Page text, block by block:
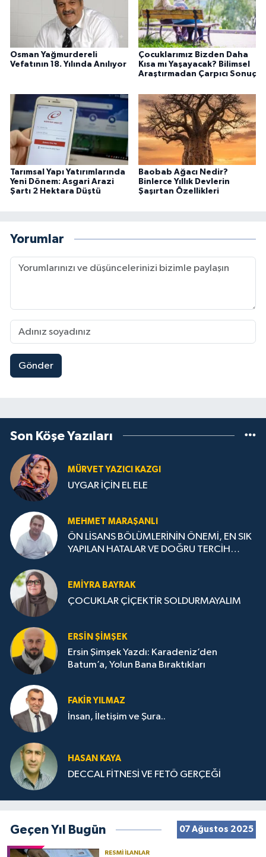
Osman Yağmurdereli
Vefatının 18. Yılında Anılıyor
Çocuklarımız Bizden Daha
Kısa mı Yaşayacak? Bilimsel
Araştırmadan Çarpıcı Sonuç
Tarımsal Yapı Yatırımlarında
Yeni Dönem: Asgari Arazi
Şartı 2 Hektara Düştü
Baobab Ağacı Nedir?
Binlerce Yıllık Devlerin
Şaşırtan Özellikleri
Yorumlar
Gönder
Son Köşe Yazıları
MÜRVET YAZICI KAZGI
UYGAR İÇİN EL ELE
MEHMET MARAŞANLI
ÖN LİSANS BÖLÜMLERİNİN ÖNEMİ, EN SIK
YAPILAN HATALAR VE DOĞRU TERCİH
EMIYRA BAYRAK
ÇOCUKLAR ÇİÇEKTİR SOLDURMAYALIM
ERSIN ŞIMŞEK
Ersin Şimşek Yazdı: Karadeniz’den
Batum’a, Yolun Bana Bıraktıkları
FAKIR YILMAZ
İnsan, İletişim ve Şura..
HASAN KAYA
DECCAL FİTNESİ VE FETÖ GERÇEĞİ
Geçen Yıl Bugün 07 Ağustos 2025
RESMI İLANLAR